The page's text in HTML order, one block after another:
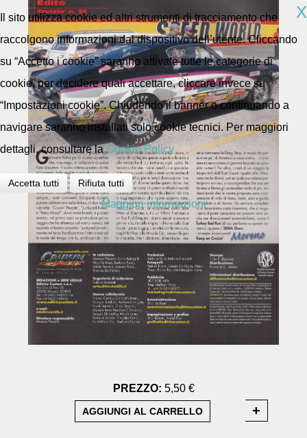
PREZZO: 5,50 €
X
Il sito utilizza cookie ed altri strumenti di tracciamento che
raccolgono informazioni dal dispositivo dell’utente. Cliccando
su “Accetto i cookie” saranno attivate tutte le categorie di
cookie, per decidere quali accettare, cliccare invece su
“Impostazioni cookie”. Chiudendo il banner o continuando a
navigare saranno installati solo cookie tecnici. Per maggiori
dettagli, consultare laCookie Policy
Accetta tutti Rifiuta tutti
Maggiori informazioni